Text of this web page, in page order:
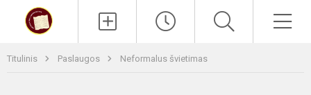
Titulinis Paslaugos Neformalus švietimas